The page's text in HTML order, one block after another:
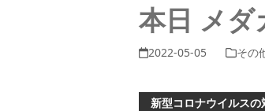
本日 メダ
2022-05-05 その
新型コロナウイルスの